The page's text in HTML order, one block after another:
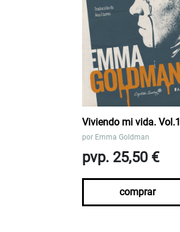
Viviendo mi vida. Vol.1
por Emma Goldman
pvp. 25,50 €
comprar